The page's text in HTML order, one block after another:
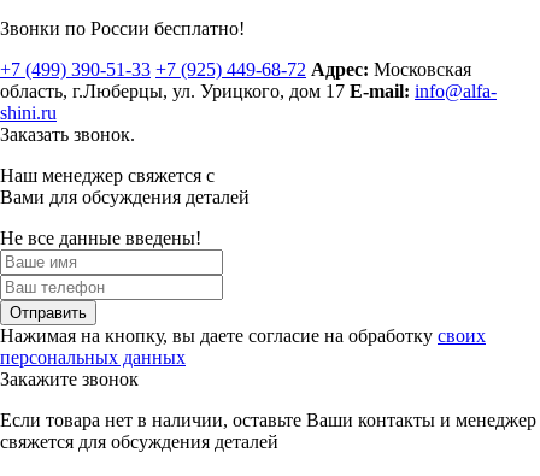
Звонки по России бесплатно!
+7 (499) 390-51-33 +7 (925) 449-68-72 Адрес: Московская
область, г.Люберцы, ул. Урицкого, дом 17 E-mail: info@alfa-
shini.ru
Заказать звонок.
Наш менеджер свяжется с
Вами для обсуждения деталей
Не все данные введены!
Отправить
Нажимая на кнопку, вы даете согласие на обработку своих
персональных данных
Закажите звонок
Если товара нет в наличии, оставьте Ваши контакты и менеджер
свяжется для обсуждения деталей